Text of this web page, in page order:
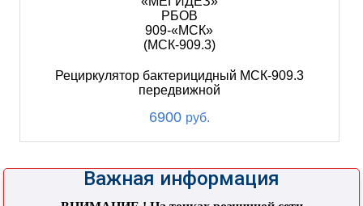
Рециркулятор бактерицидный МСК-909.3
передвижной
6900 руб.
Важная информация